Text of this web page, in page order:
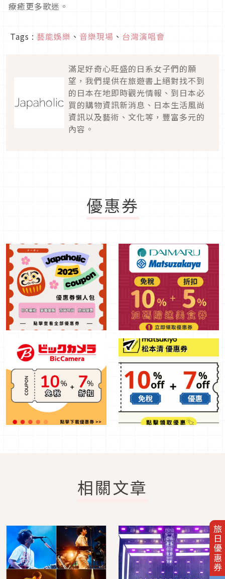
旅日優惠券
療癒更多歌迷。
Tags : 藝能娛樂 、 音樂現場 、 台灣演唱會
滿足好奇心旺盛的日系女子們的願
望，我們提供在旅遊書上絕對找不到
的日本在地即時觀光情報、到日本必
買的購物資訊新消息、日本生活風尚
資訊以及藝術、文化等，豐富多元的
內容。
優惠券
相關文章